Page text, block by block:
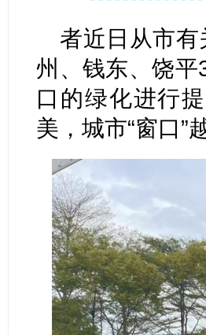
者近日从市
州、钱东、饶
口的绿化进行
美，城市“窗口”